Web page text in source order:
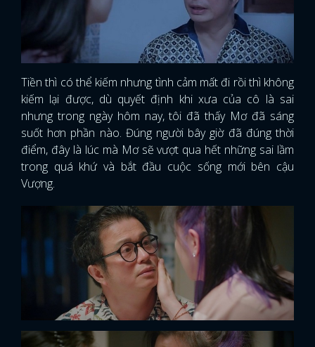
Tiền thì có thể kiếm nhưng tình cảm mất đi rồi thì không
kiếm lại được, dù quyết định khi xưa của cô là sai
nhưng trong ngày hôm nay, tôi đã thấy Mơ đã sáng
suốt hơn phần nào. Đúng người bây giờ đã đúng thời
điểm, đây là lúc mà Mơ sẽ vượt qua hết những sai lầm
trong quá khứ và bắt đầu cuộc sống mới bên cậu
Vượng.